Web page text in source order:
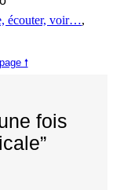
écouter, voir…
🠕
fois